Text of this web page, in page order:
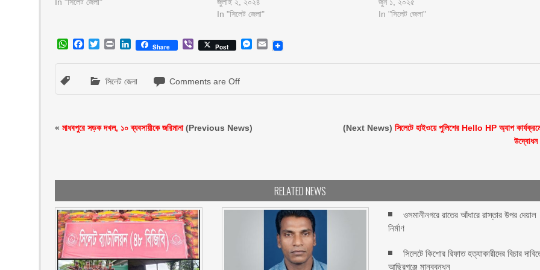
In "সিলেট জেলা"
In "সিলেট জেলা"
WhatsApp
Facebook
Twitter
Print LinkedIn
Share ViberPost Messenger
Email
সিলেট জেলা Comments are Off
«মাধবপুরে সড়ক দখল, ১০ ব্যবসায়ীকে জরিমানা(Previous News) (Next News)সিলেটে হাইওয়ে পুলিশের Hello HP অ্যাপ
উদ্বোধন
RELATED NEWS
ওসমানীনগরে রাতের আঁধারে রাস্তার উপর দেয়াল
নির্মাণ
সিলেটে কিশোর রিফাত হত্যাকারীদের বিচার
আছিরগঞ্জে মানববন্ধন